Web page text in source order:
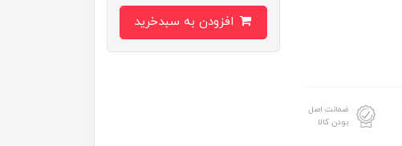
ضمانت اصل
بودن کالا